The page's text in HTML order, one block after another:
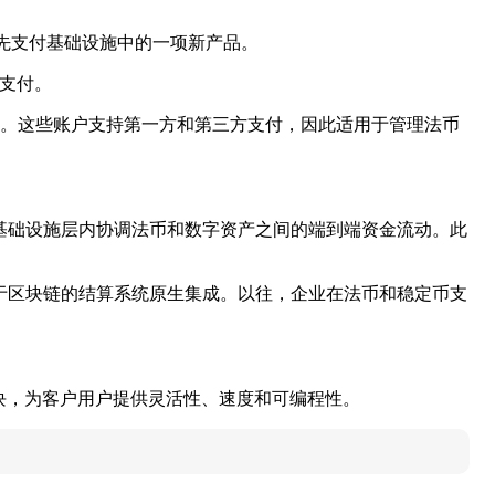
支付基础设施中的一项新产品。
付。
这些账户支持第一方和第三方支付，因此适用于管理法币
设施层内协调法币和数字资产之间的端到端资金流动。此
块链的结算系统原生集成。以往，企业在法币和稳定币支
为客户用户提供灵活性、速度和可编程性。